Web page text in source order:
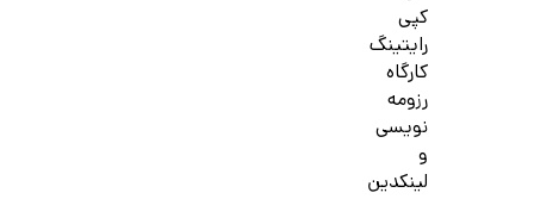
کپی
رایتینگ
کارگاه
رزومه
نویسی
و
لینکدین